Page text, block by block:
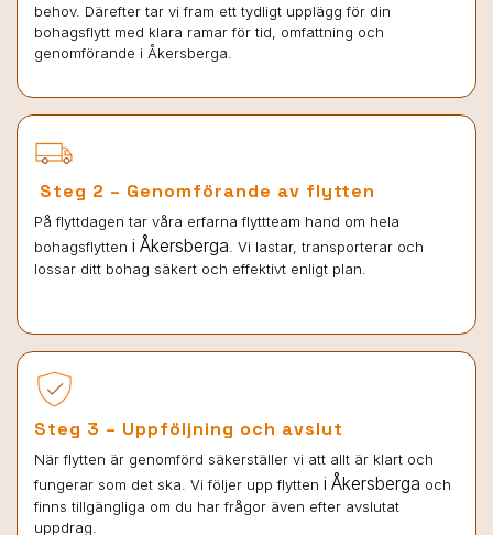
behov. Därefter tar vi fram ett tydligt upplägg för din
bohagsflytt med klara ramar för tid, omfattning och
genomförande i Åkersberga.
Steg 2 – Genomförande av flytten
På flyttdagen tar våra erfarna flyttteam hand om hela
bohagsflytten i Åkersberga . Vi lastar, transporterar och
lossar ditt bohag säkert och effektivt enligt plan.
Steg 3 – Uppföljning och avslut
När flytten är genomförd säkerställer vi att allt är klart och
fungerar som det ska. Vi följer upp flytten i Åkersberga och
finns tillgängliga om du har frågor även efter avslutat
uppdrag.